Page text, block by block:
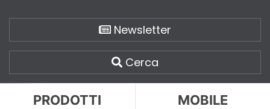
Newsletter
Cerca
PRODOTTI MOBILE